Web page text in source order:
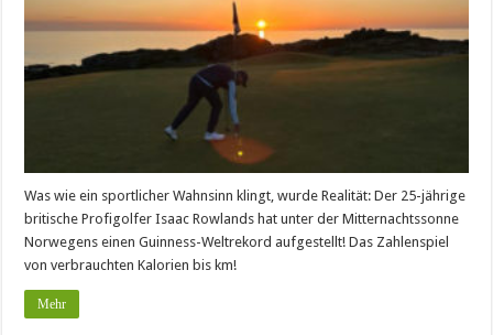
Was wie ein sportlicher Wahnsinn klingt, wurde Realität: Der 25-jährige
britische Profigolfer Isaac Rowlands hat unter der Mitternachtssonne
Norwegens einen Guinness-Weltrekord aufgestellt! Das Zahlenspiel
von verbrauchten Kalorien bis km!
Mehr